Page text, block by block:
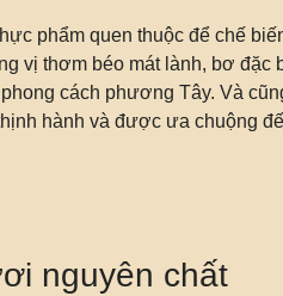
phẩm quen thuộc để chế
vị thơm béo mát lành, bơ đặc
cách phương Tây. Và
hành và được ưa chuộng
nguyên chất